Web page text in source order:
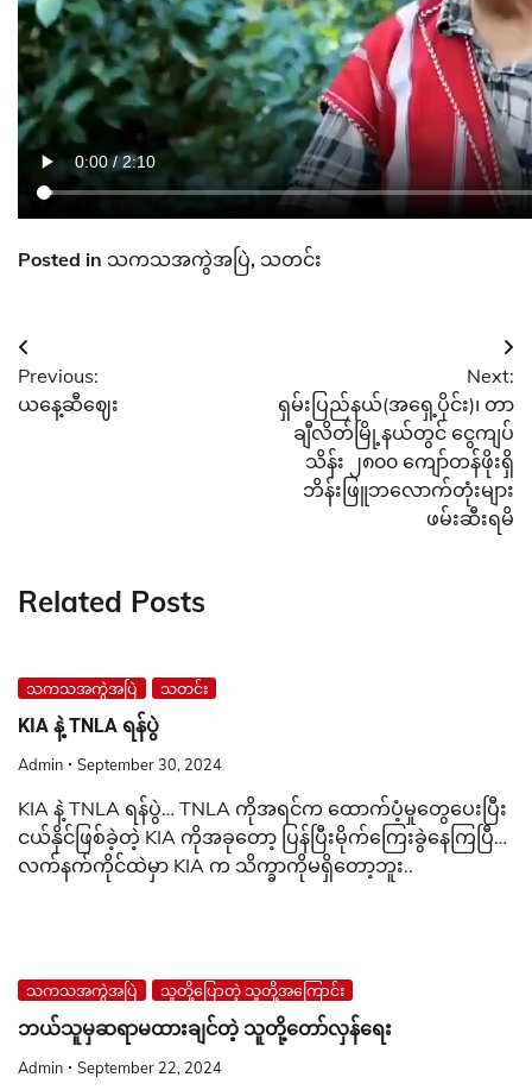
Posted in သကသအကွဲအပြဲ, သတင်း
Post
navigation
Previous:
ယနေ့ဆီဈေး
Next:
ရှမ်းပြည်နယ်(အရှေ့ပိုင်း)၊ တာ
ချီလိတ်မြို့နယ်တွင် ငွေကျပ်
သိန်း ၂၈၀၀ ကျော်တန်ဖိုးရှိ
ဘိန်းဖြူဘလောက်တုံးများ
ဖမ်းဆီးရမိ
Related Posts
သကသအကွဲအပြဲ သတင်း
KIA နဲ့ TNLA ရန်ပွဲ
Admin September 30, 2024
KIA နဲ့ TNLA ရန်ပွဲ… TNLA ကိုအရင်က ထောက်ပံ့မှုတွေပေးပြီး
ငယ်နိုင်ဖြစ်ခဲ့တဲ့ KIA ကိုအခုတော့ ပြန်ပြီးမိုက်ကြေးခွဲနေကြပြီ…
လက်နက်ကိုင်ထဲမှာ KIA က သိက္ခာကိုမရှိတော့ဘူး..
သကသအကွဲအပြဲ သူတို့ပြောတဲ့ သူတို့အကြောင်း
ဘယ်သူမှဆရာမထားချင်တဲ့ သူတို့တော်လှန်ရေး
Admin September 22, 2024